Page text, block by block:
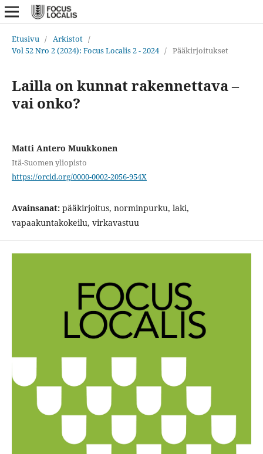
Etusivu / Arkistot /
Vol 52 Nro 2 (2024): Focus Localis 2 - 2024 / Pääkirjoitukset
Lailla on kunnat rakennettava –
vai onko?
Matti Antero Muukkonen
Itä-Suomen yliopisto
https://orcid.org/0000-0002-2056-954X
Avainsanat: pääkirjoitus, norminpurku, laki,
vapaakuntakokeilu, virkavastuu